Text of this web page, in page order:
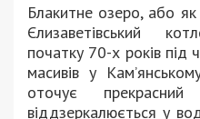
Блакитне озеро, або
Єлизаветівський
початку 70-х років під
масивів у
оточує
віддзеркалюється у